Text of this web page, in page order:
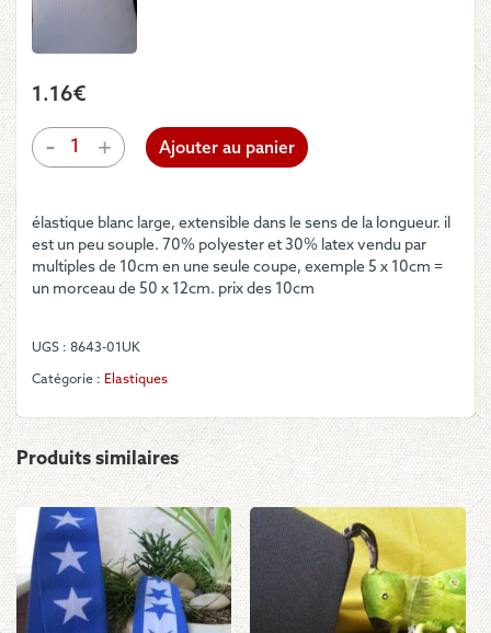
1.16€
-
quantité
de
large
-
12cm
+ Ajouter au panier
élastique blanc large, extensible dans le sens de la longueur. il
est un peu souple. 70% polyester et 30% latex vendu par
multiples de 10cm en une seule coupe, exemple 5 x 10cm =
un morceau de 50 x 12cm. prix des 10cm
UGS : 8643-01UK
Catégorie : Elastiques
Produits similaires